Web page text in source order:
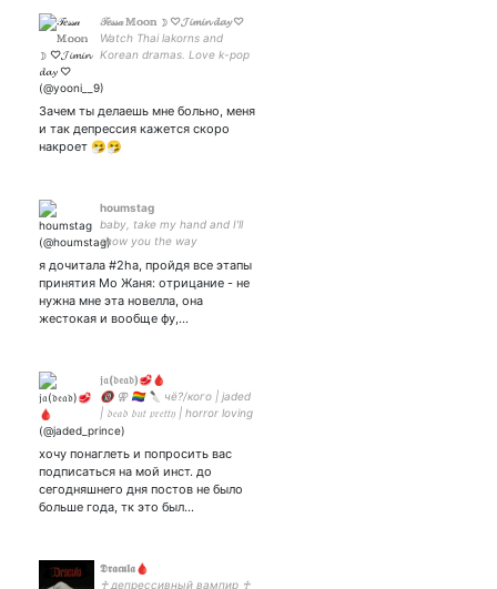
𝒯𝑒𝓈𝓈𝒶 𝕄𝕠𝕠𝕟 ☽ ♡𝓙𝓲𝓶𝓲𝓷 𝓭𝓪𝔂 ♡
Watch Thai lakorns and
Korean dramas. Love k-pop
#Zaintsee 💙❤️ ~Your
ordinary became my
special~
Зачем ты делаешь мне больно, меня
и так депрессия кажется скоро
накроет 🤧🤧
houmstag
baby, take my hand and I'll
show you the way
я дочитала #2ha, пройдя все этапы
принятия Мо Жаня: отрицание - не
нужна мне эта новелла, она
жестокая и вообще фу,…
𝔧𝔞(𝔡𝔢𝔞𝔡)🥩🩸
🔞 ⚢ 🏳️‍🌈 🔪 чё?/кого | jaded
| 𝔡𝔢𝔞𝔡 𝔟𝔲𝔱 𝔭𝔯𝔢𝔱𝔱𝔶 | horror loving
sapphic
хочу понаглеть и попросить вас
подписаться на мой инст. до
сегодняшнего дня постов не было
больше года, тк это был…
𝕯𝖗𝖆𝖈𝖚𝖑𝖆🩸
♰ депрессивный вампир ♰